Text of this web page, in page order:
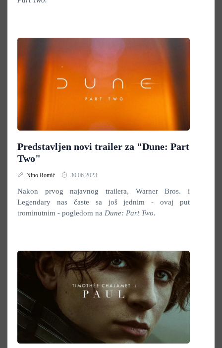
Predstavljen novi trailer za "Dune: Part
Two"
Nino Romić 30.06.2023.
Nakon prvog najavnog trailera, Warner Bros. i
Legendary nas časte sa još jednim - ovaj put
trominutnim - pogledom na Dune: Part Two.